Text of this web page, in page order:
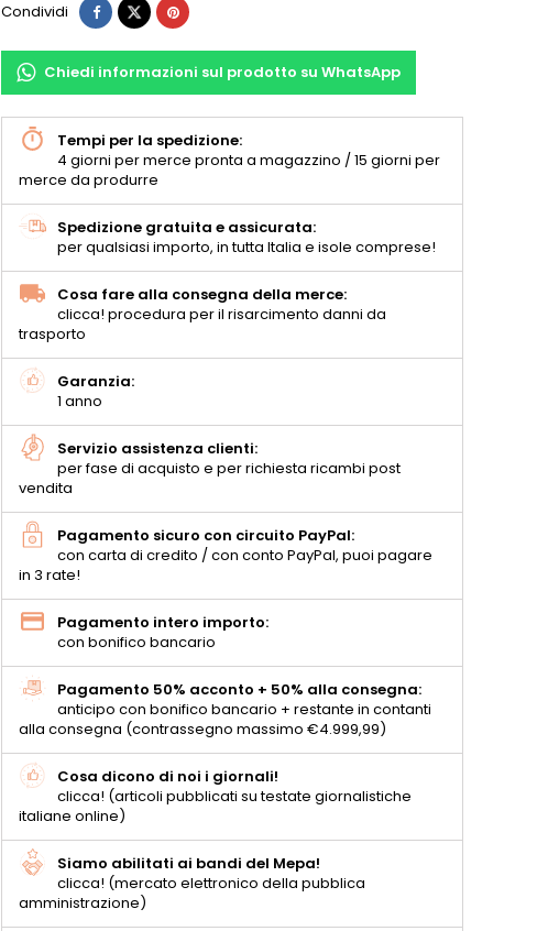
Condividi
Chiedi informazioni sul prodotto su WhatsApp
Tempi per la spedizione:
4 giorni per merce pronta a magazzino / 15 giorni per
merce da produrre
Spedizione gratuita e assicurata:
per qualsiasi importo, in tutta Italia e isole comprese!
Cosa fare alla consegna della merce:
clicca! procedura per il risarcimento danni da
trasporto
Garanzia:
1 anno
Servizio assistenza clienti:
per fase di acquisto e per richiesta ricambi post
vendita
Pagamento sicuro con circuito PayPal:
con carta di credito / con conto PayPal, puoi pagare
in 3 rate!
Pagamento intero importo:
con bonifico bancario
Pagamento 50% acconto + 50% alla consegna:
anticipo con bonifico bancario + restante in contanti
alla consegna (contrassegno massimo €4.999,99)
Cosa dicono di noi i giornali!
clicca! (articoli pubblicati su testate giornalistiche
italiane online)
Siamo abilitati ai bandi del Mepa!
clicca! (mercato elettronico della pubblica
amministrazione)